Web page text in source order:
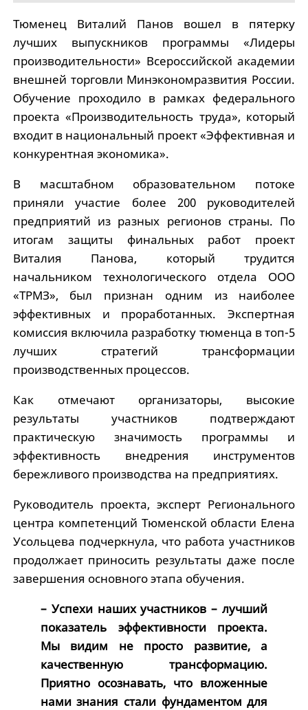
Тюменец Виталий Панов вошел в пятерку
лучших выпускников программы «Лидеры
производительности» Всероссийской академии
внешней торговли Минэкономразвития России.
Обучение проходило в рамках федерального
проекта «Производительность труда», который
входит в национальный проект «Эффективная и
конкурентная экономика».
В масштабном образовательном потоке
приняли участие более 200 руководителей
предприятий из разных регионов страны. По
итогам защиты финальных работ проект
Виталия Панова, который трудится
начальником технологического отдела ООО
«ТРМЗ», был признан одним из наиболее
эффективных и проработанных. Экспертная
комиссия включила разработку тюменца в топ-5
лучших стратегий трансформации
производственных процессов.
Как отмечают организаторы, высокие
результаты участников подтверждают
практическую значимость программы и
эффективность внедрения инструментов
бережливого производства на предприятиях.
Руководитель проекта, эксперт Регионального
центра компетенций Тюменской области Елена
Усольцева подчеркнула, что работа участников
продолжает приносить результаты даже после
завершения основного этапа обучения.
– Успехи наших участников – лучший
показатель эффективности проекта.
Мы видим не просто развитие, а
качественную трансформацию.
Приятно осознавать, что вложенные
нами знания стали фундаментом для